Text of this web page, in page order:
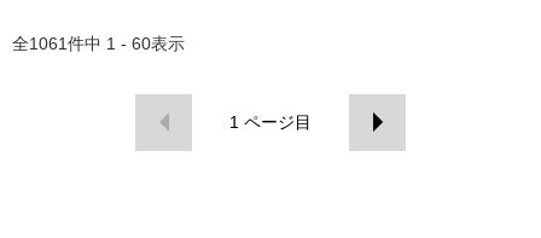
全1061件中 1 - 60表示
1 ページ目